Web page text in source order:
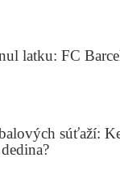
latku: FC
súťaží: